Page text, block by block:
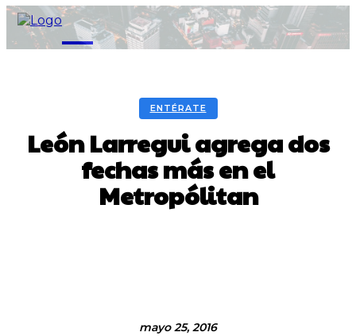
M
ENTÉRATE
León Larregui agrega dos
fechas más en el
Metropólitan
mayo 25, 2016